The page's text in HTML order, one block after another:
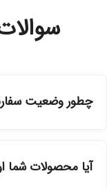
چطور وضعیت
سفارشات در
آیا محصولات شما